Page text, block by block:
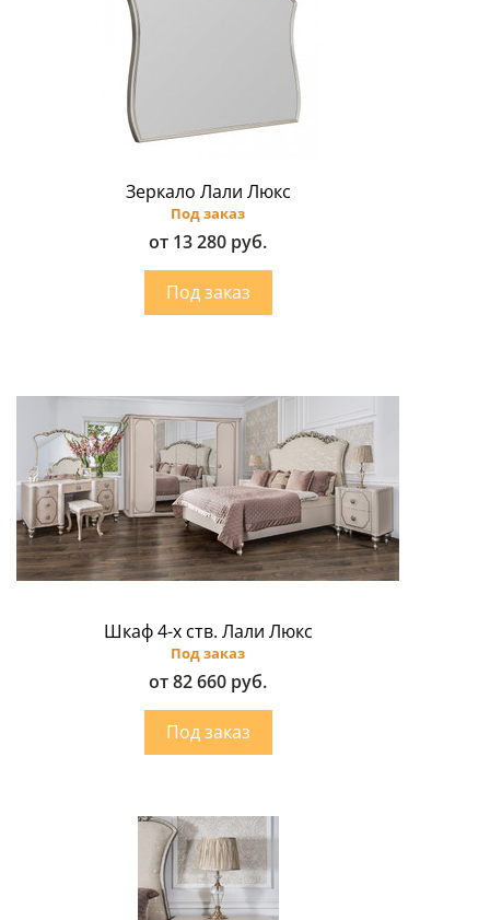
Зеркало Лали Люкс
Под заказ
от 13 280 руб.
Шкаф 4-х ств. Лали Люкс
Под заказ
от 82 660 руб.